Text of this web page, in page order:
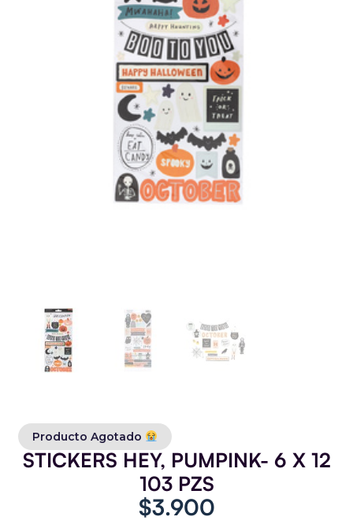
Producto Agotado
STICKERS HEY, PUMPINK- 6 X 12
103 PZS
$3.900